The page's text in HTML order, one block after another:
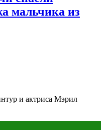
мальчика из
и актриса Мэрил